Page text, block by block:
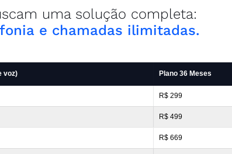
uma solução completa:
e chamadas ilimitadas.
voz) Plano 36 Meses
R$ 299
R$ 499
R$ 669